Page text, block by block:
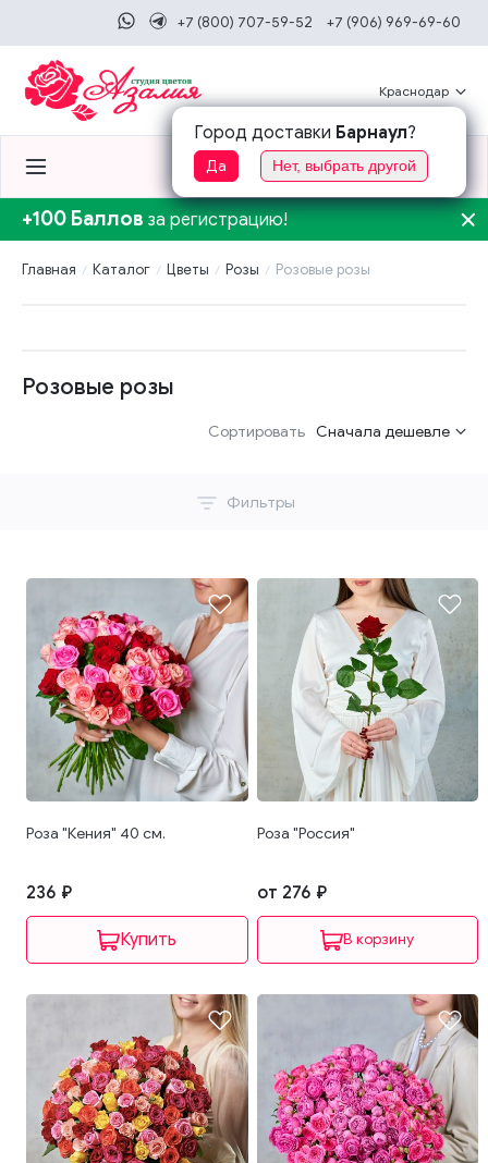
+7 (800) 707-59-52 +7 (906) 969-69-60
Краснодар
Город доставки Барнаул?
Да Нет, выбрать другой
0 0
+100 Баллов за регистрацию!
Главная Каталог Цветы Розы Розовые розы
Розовые розы
Сортировать Сначала дешевле
Фильтры
Роза "Кения" 40 см.
236 ₽
Роза "Россия"
от 276 ₽
В корзину